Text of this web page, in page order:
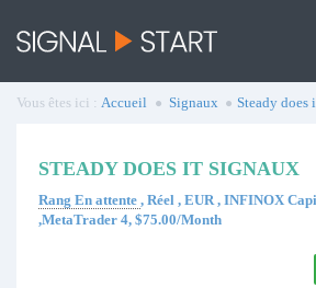
Vous êtes ici : Accueil Signaux Steady does
STEADY DOES IT SIGNAUX
Rang En attente , Réel , EUR , INFINOX
,MetaTrader 4, $75.00/Month